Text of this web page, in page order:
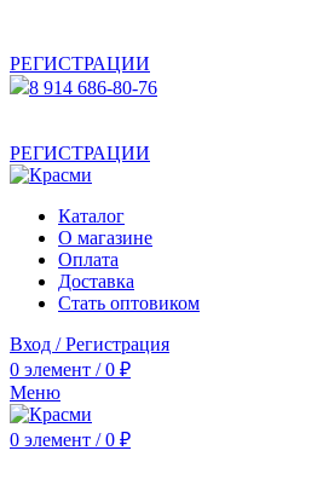
РЕГИСТРАЦИИ
8 914 686-80-76
РЕГИСТРАЦИИ
Каталог
О магазине
Оплата
Доставка
Стать оптовиком
Вход / Регистрация
0 элемент / 0 ₽
Меню
0 элемент / 0 ₽